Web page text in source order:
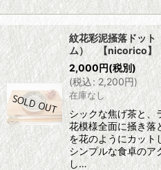
紋花彩泥掻落ドッ
ム） 【nicorico】
2,000円(税別)
(税込: 2,200円)
在庫なし
シックな焦げ茶と、
花模様全面に掻き
を花のようにカット
シンプルな食卓のア
し…